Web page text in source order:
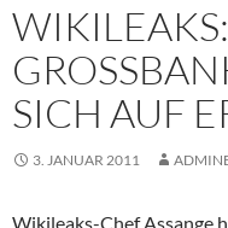
ICH AUF
3. JANUAR 2011
Wikileaks-Chef Assange